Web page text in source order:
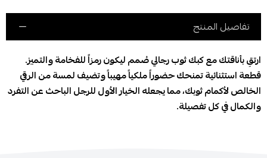
تفاصيل المنتج
ارتقِ بأناقتك مع كبك ثوب رجالي صُمم ليكون رمزاً للفخامة والتميز.
قطعة استثنائية تمنحك حضوراً ملكياً مهيباً وتضيف لمسة من الرقي
الخالص لأكمام ثوبك، مما يجعله الخيار الأول للرجل الباحث عن التفرد
والكمال في كل تفصيلة.